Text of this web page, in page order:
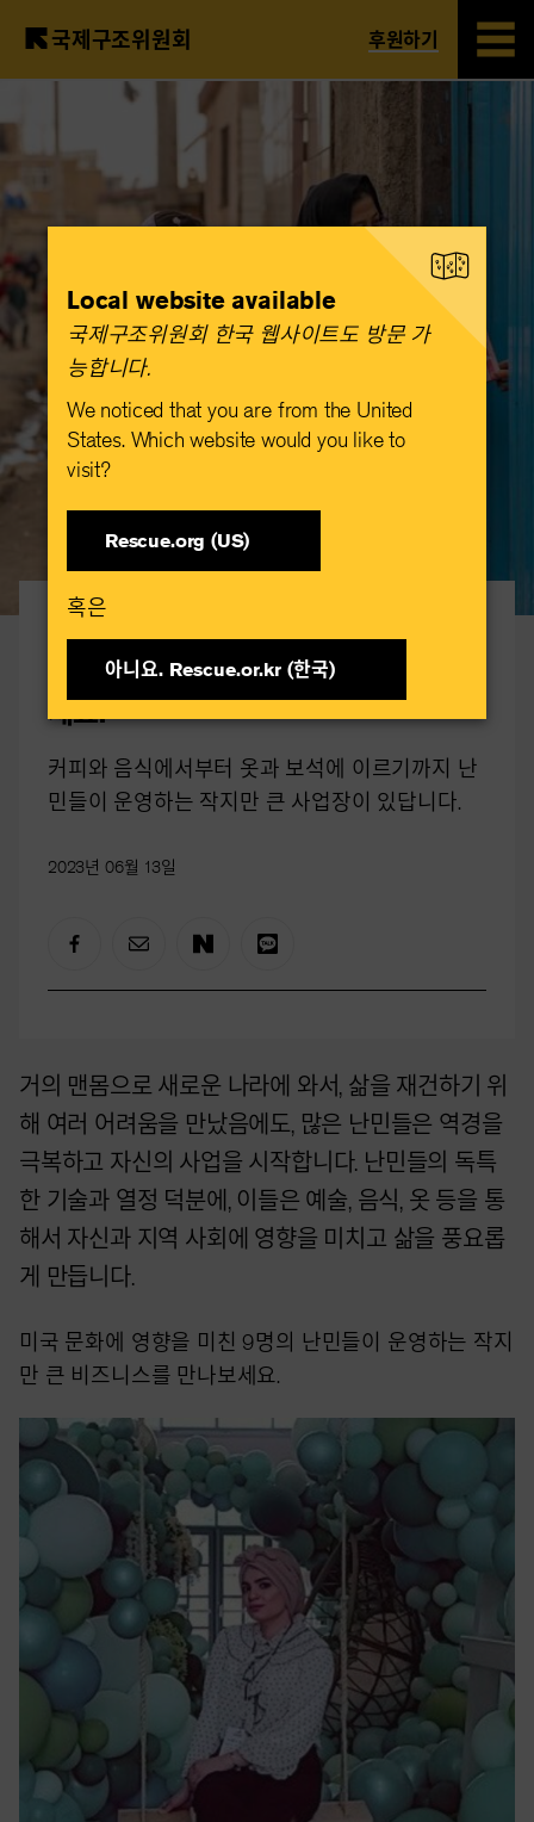
to
content
국제구조위원회 후원하기
세계 난민의 날 World Refugee Day
9명의 성공적인 난민 사업가를 만나보
세요.
커피와 음식에서부터 옷과 보석에 이르기까지 난
민들이 운영하는 작지만 큰 사업장이 있답니다.
2023년 06월 13일
거의 맨몸으로 새로운 나라에 와서, 삶을 재건하기 위
해 여러 어려움을 만났음에도, 많은 난민들은 역경을
극복하고 자신의 사업을 시작합니다. 난민들의 독특
한 기술과 열정 덕분에, 이들은 예술, 음식, 옷 등을 통
해서 자신과 지역 사회에 영향을 미치고 삶을 풍요롭
게 만듭니다.
미국 문화에 영향을 미친 9명의 난민들이 운영하는 작지
만 큰 비즈니스를 만나보세요.
Local website available
국제구조위원회 한국 웹사이트도 방문 가
능합니다.​
We noticed that you are from the United
States. Which website would you like to
visit?
Rescue.org (US)
혹은​
아니요. Rescue.or.kr (한국)​